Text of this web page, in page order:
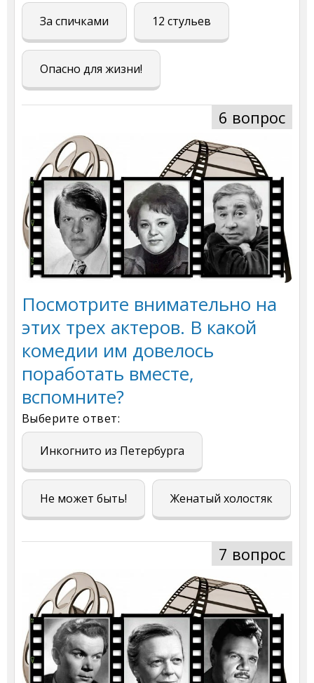
За спичками 12 стульев
Опасно для жизни!
6 вопрос
Посмотрите внимательно на
этих трех актеров. В какой
комедии им довелось
поработать вместе,
вспомните?
Выберите ответ:
Инкогнито из Петербурга
Не может быть! Женатый холостяк
7 вопрос